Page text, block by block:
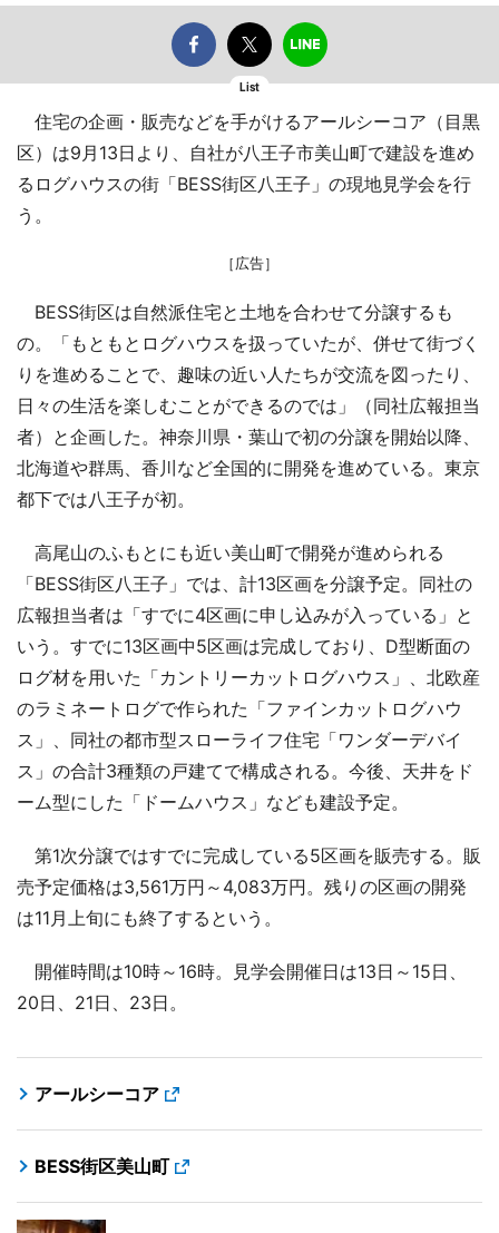
List
住宅の企画・販売などを手がけるアールシーコア（目黒
区）は9月13日より、自社が八王子市美山町で建設を進め
るログハウスの街「BESS街区八王子」の現地見学会を行
う。
［広告］
BESS街区は自然派住宅と土地を合わせて分譲するも
の。「もともとログハウスを扱っていたが、併せて街づく
りを進めることで、趣味の近い人たちが交流を図ったり、
日々の生活を楽しむことができるのでは」（同社広報担当
者）と企画した。神奈川県・葉山で初の分譲を開始以降、
北海道や群馬、香川など全国的に開発を進めている。東京
都下では八王子が初。
高尾山のふもとにも近い美山町で開発が進められる
「BESS街区八王子」では、計13区画を分譲予定。同社の
広報担当者は「すでに4区画に申し込みが入っている」と
いう。すでに13区画中5区画は完成しており、D型断面の
ログ材を用いた「カントリーカットログハウス」、北欧産
のラミネートログで作られた「ファインカットログハウ
ス」、同社の都市型スローライフ住宅「ワンダーデバイ
ス」の合計3種類の戸建てで構成される。今後、天井をド
ーム型にした「ドームハウス」なども建設予定。
第1次分譲ではすでに完成している5区画を販売する。販
売予定価格は3,561万円～4,083万円。残りの区画の開発
は11月上旬にも終了するという。
開催時間は10時～16時。見学会開催日は13日～15日、
20日、21日、23日。
アールシーコア
BESS街区美山町